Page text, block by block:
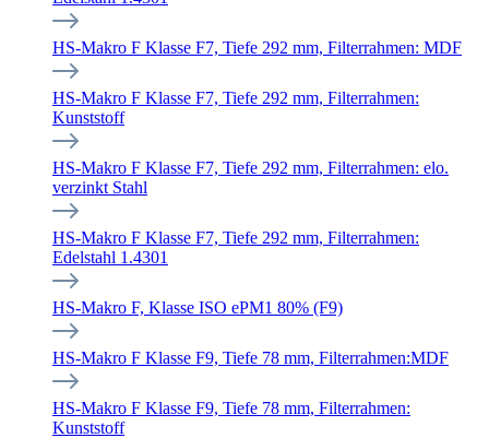
HS-Makro F Klasse F7, Tiefe 292 mm, Filterrahmen: MDF
HS-Makro F Klasse F7, Tiefe 292 mm, Filterrahmen:
Kunststoff
HS-Makro F Klasse F7, Tiefe 292 mm, Filterrahmen: elo.
verzinkt Stahl
HS-Makro F Klasse F7, Tiefe 292 mm, Filterrahmen:
Edelstahl 1.4301
HS-Makro F, Klasse ISO ePM1 80% (F9)
HS-Makro F Klasse F9, Tiefe 78 mm, Filterrahmen:MDF
HS-Makro F Klasse F9, Tiefe 78 mm, Filterrahmen:
Kunststoff